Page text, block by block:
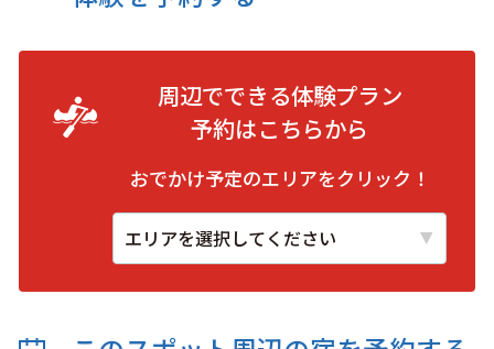
周辺でできる体験プラン
予約はこちらから
おでかけ予定のエリアをクリック！